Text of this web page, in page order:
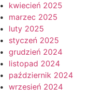
kwiecień 2025
marzec 2025
luty 2025
styczeń 2025
grudzień 2024
listopad 2024
październik 2024
wrzesień 2024